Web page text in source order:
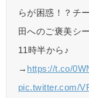
らが困惑！？チ
田へのご褒美シ
11時半から♪
→ https://t.co/
pic.twitter.com/